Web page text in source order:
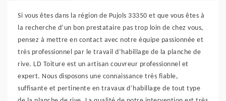
Si vous êtes dans la région de Pujols 33350 et que vous êtes à
la recherche d’un bon prestataire pas trop loin de chez vous,
pensez à mettre en contact avec notre équipe passionnée et
très professionnel par le travail d’habillage de la planche de
rive. LD Toiture est un artisan couvreur professionnel et
expert. Nous disposons une connaissance très fiable,
suffisante et pertinente en travaux d’habillage de tout type